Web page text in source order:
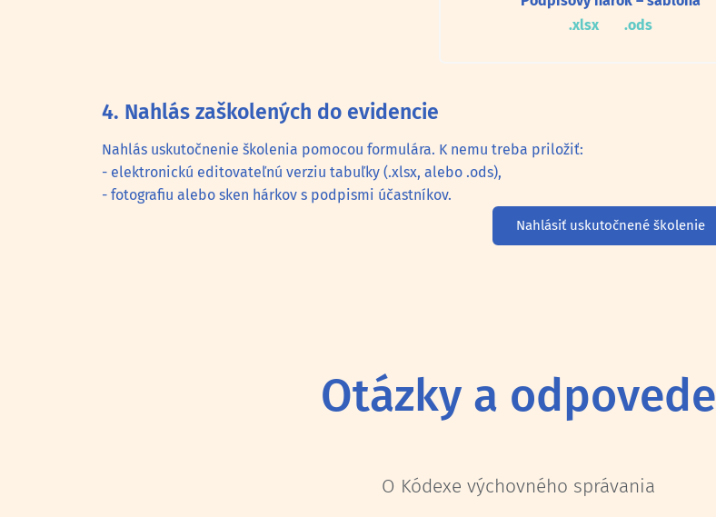
.xlsx
.ods
4. Nahlás zaškolených do evidencie
Nahlás uskutočnenie školenia pomocou formulára. K nemu treba priložiť:
- elektronickú editovateľnú verziu tabuľky (.xlsx, alebo .ods),
- fotografiu alebo sken hárkov s podpismi účastníkov.
Nahlásiť uskutočnené školenie
Otázky a odpovede
O Kódexe výchovného správania